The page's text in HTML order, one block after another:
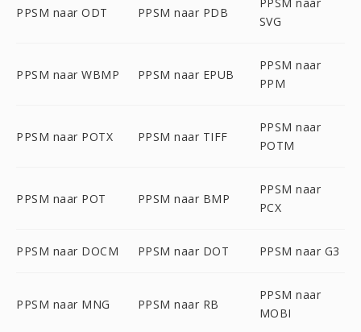
PPSM naar ODT PPSM naar PDB
SVG
PPSM naar WBMP PPSM naar EPUB
PPSM naar
PPM
PPSM naar POTX PPSM naar TIFF
PPSM naar
POTM
PPSM naar POT PPSM naar BMP
PPSM naar
PCX
PPSM naar DOCM PPSM naar DOT PPSM naar G3
PPSM naar MNG PPSM naar RB
PPSM naar
MOBI